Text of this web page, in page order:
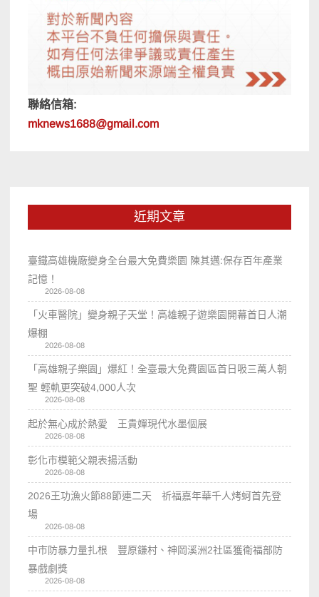
聯絡信箱:
mknews1688@gmail.com
近期文章
臺鐵高雄機廠變身全台最大免費樂園 陳其邁:保存百年產業
記憶！
2026-08-08
「火車醫院」變身親子天堂！高雄親子遊樂園開幕首日人潮
爆棚
2026-08-08
「高雄親子樂園」爆紅！全臺最大免費園區首日吸三萬人朝
聖 輕軌更突破4,000人次
2026-08-08
起於無心成於熱愛 王貴嬋現代水墨個展
2026-08-08
彰化市模範父親表揚活動
2026-08-08
2026王功漁火節88節連二天 祈福嘉年華千人烤蚵首先登
場
2026-08-08
中市防暴力量扎根 豐原鎌村、神岡溪洲2社區獲衛福部防
暴戲劇獎
2026-08-08